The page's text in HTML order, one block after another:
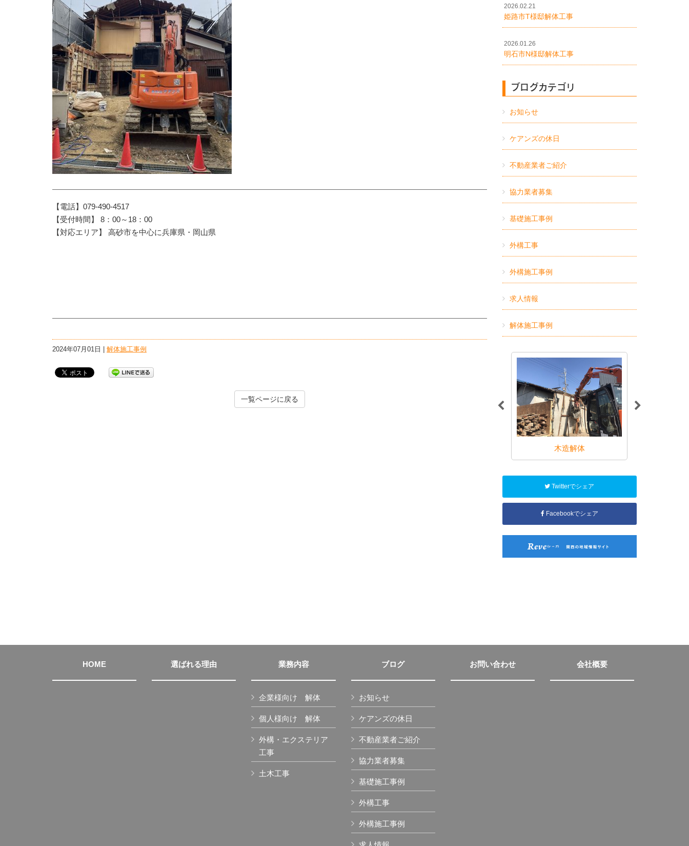
【電話】079-490-4517
【受付時間】 8：00～18：00
【対応エリア】 高砂市を中心に兵庫県・岡山県
2024年07月01日 | 解体施工事例
一覧ページに戻る
2026.02.21
姫路市T様邸解体工事
2026.01.26
明石市N様邸解体工事
ブログカテゴリ
お知らせ
ケアンズの休日
不動産業者ご紹介
協力業者募集
基礎施工事例
外構工事
外構施工事例
求人情報
解体施工事例
木造解体
Twitterでシェア
Facebookでシェア
HOME 選ばれる理由 業務内容
企業様向け 解体
個人様向け 解体
外構・エクステリア
工事
土木工事
ブログ
お知らせ
ケアンズの休日
不動産業者ご紹介
協力業者募集
基礎施工事例
外構工事
外構施工事例
お問い合わせ 会社概要